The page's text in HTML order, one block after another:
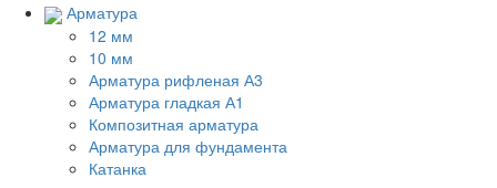
Арматура
12 мм
10 мм
Арматура рифленая А3
Арматура гладкая А1
Композитная арматура
Арматура для фундамента
Катанка